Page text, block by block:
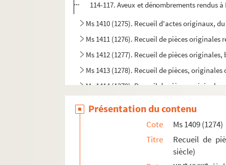
114-117. Aveux et dénombrements rendus
Ms 1410 (1275). Recueil d'actes originaux,
Ms 1411 (1276). Recueil de pièces
Ms 1412 (1277). Recueil de pièces
Ms 1413 (1278). Recueil de pièces,
Ms 1414 (1279). Recueil de pièces,
Ms 1418 (1283). Recueil de pièces
Présentation du contenu
Cote
Ms 1409 (1274)
Titre
Recueil de
siècle)